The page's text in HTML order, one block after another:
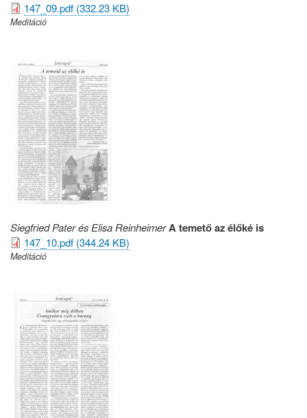
147_09.pdf (332.23 KB)
Meditáció
Siegfried Pater és Elisa ReinheimerA temető az élőké is
147_10.pdf (344.24 KB)
Meditáció